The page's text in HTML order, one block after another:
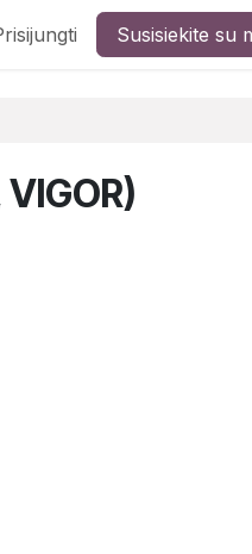
Susisiekite su